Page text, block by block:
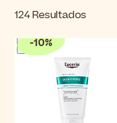
124Resultados
-10%